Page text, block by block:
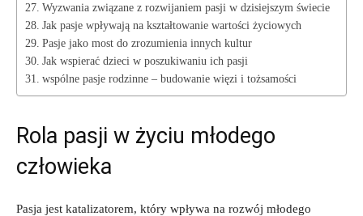
Wyzwania związane z rozwijaniem pasji w ‌dzisiejszym świecie
Jak pasje wpływają na kształtowanie wartości ⁢życiowych
Pasje⁣ jako most do‌ zrozumienia innych kultur
Jak wspierać dzieci w poszukiwaniu ich pasji
wspólne pasje rodzinne – budowanie więzi ‍i ⁢tożsamości
Rola pasji‌ w życiu młodego
człowieka
Pasja jest ‍katalizatorem, który wpływa na rozwój młodego